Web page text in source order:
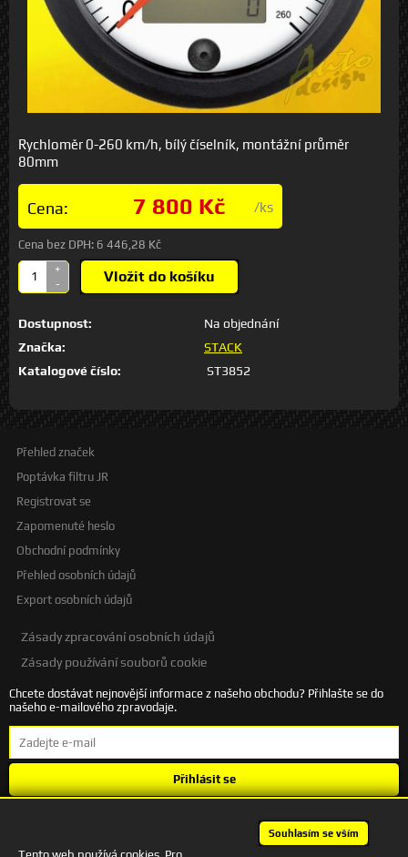
Rychloměr 0-260 km/h, bílý číselník, montážní průměr
80mm
Cena: 7 800 Kč /ks
Cena bez DPH: 6 446,28 Kč
+
-
Vložit do košíku
Dostupnost:
Na objednání
Značka:
STACK
Katalogové číslo:
ST3852
Přehled značek
Poptávka filtru JR
Registrovat se
Zapomenuté heslo
Obchodní podmínky
Přehled osobních údajů
Export osobních údajů
Zásady zpracování osobních údajů
Zásady používání souborů cookie
Chcete dostávat nejnovější informace z našeho obchodu? Přihlašte se do
našeho e-mailového zpravodaje.
Přihlásit se
Souhlasím se vším